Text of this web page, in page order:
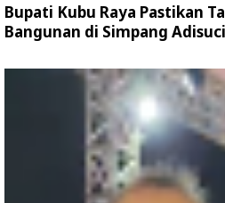
Bupati Kubu Raya Pastikan
Bangunan di Simpang